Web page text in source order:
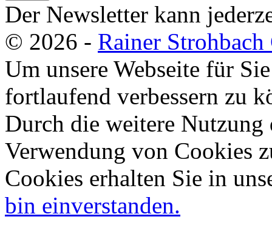
Der Newsletter kann
© 2026 - Rainer
Um unsere Webseite für
fortlaufend verbessern zu
Durch die weitere Nutzung
Verwendung von Cookies
Cookies erhalten Sie in
bin einverstanden.